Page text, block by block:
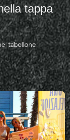
tappa
tabellone